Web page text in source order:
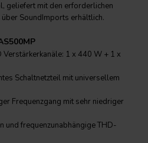
geliefert mit den erforderlichen
SoundImports erhältlich.
1 x 440 W + 1 x
Schaltnetzteil mit universellem
Frequenzgang mit sehr niedriger
und frequenzunabhängige THD-